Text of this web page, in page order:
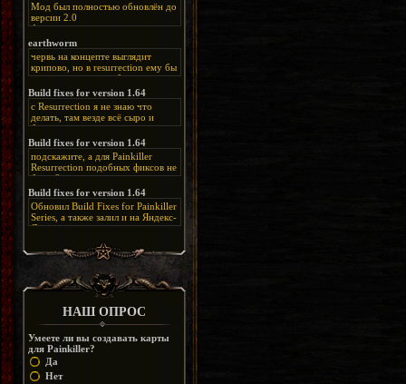
Мод был полностью обновлён до
версии 2.0
Альтернативная
ссылка:
FzzDkRlC8Q
earthworm
червь на концепте выглядит
крипово, но в resurrection ему бы
нашлось место, особенно в
каких-нибудь подземных
катакомбах. жаль, что половину
задумок там вырезали, зато и
рпгшности меньше. build fixes
спасибо что перезалили на
яндекс. а вот в комментах на
сайте у меня пару раз вылезала
левая вставка
https://uzbekmelbet.com/ru/
дико отвлекает от обсуждения
скринов.
Build fixes for version 1.64
с Resurrection я не знаю что
делать, там везде всё сыро и
баговано, от чего и заниматься
этим не хочется, тут либо играть
как есть или искать патчи для
этого дополнения на moddb,
либо же на крайняк играть мод
Resurrection, но настолько что не
особо уже и узнаётся
Build fixes for version 1.64
подскажите, а для Painkiller
Resurrection подобных фиксов не
будет?
Build fixes for version 1.64
Обновил Build Fixes for Painkiller
Series, а также залил и на Яндекс-
Диск
https://disk.yandex.ru/d/_zvZekuO5FTd3Q
НАШ ОПРОС
Умеете ли вы создавать карты
для Painkiller?
Да
Нет